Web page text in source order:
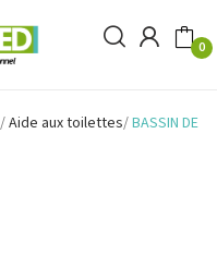
0
Aide aux toilettes BASSIN DE